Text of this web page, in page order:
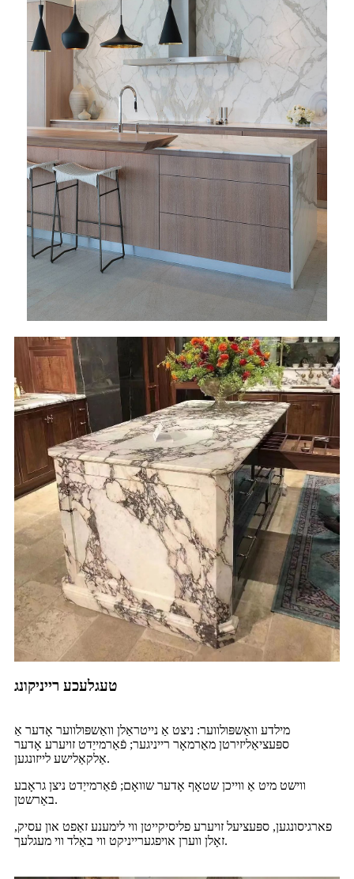
טעגלעכע רייניקונג
מילדע וואַשפּולווער: ניצט אַ נייטראַלן וואַשפּולווער אָדער אַ
ספּעציאַליזירטן מאַרמאָר רייניגער; פֿאַרמייַדט זויערע אָדער
אַלקאַלישע לייזונגען.
ווישט מיט אַ ווייכן שטאָף אָדער שוואָם; פֿאַרמייַדט ניצן גראָבע
באַרשטן.
פארגיסונגען, ספּעציעל זויערע פליסיקייטן ווי לימענע זאַפט און עסיק,
זאָלן ווערן אויפגערייניקט ווי באַלד ווי מעגלעך.